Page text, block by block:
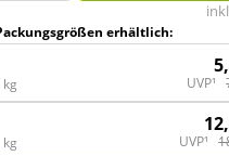
erhältlich:
UVP¹
UVP¹